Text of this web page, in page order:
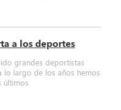
a los deportes
grandes deportistas
lo largo de los años hemos
últimos